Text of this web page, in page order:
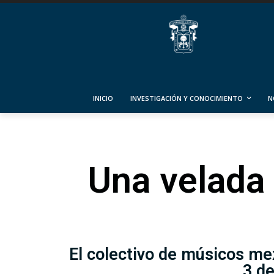
INICIO INVESTIGACIÓN Y CONOCIMIENTO
Una
El colectivo de músicos